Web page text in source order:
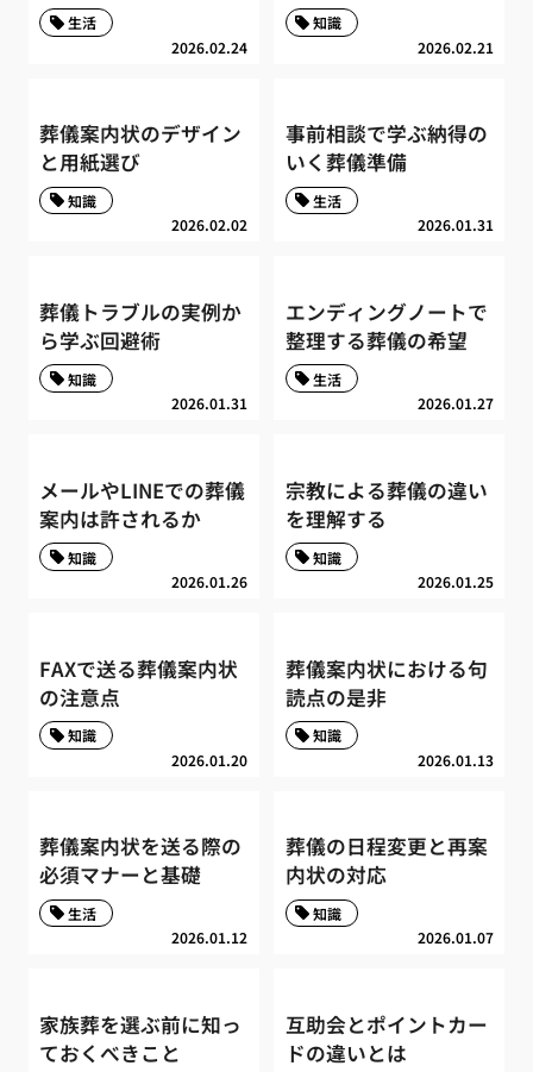
2026.02.24
生活
2026.02.21
知識
葬儀案内状のデザイン
と用紙選び
2026.02.02
知識
事前相談で学ぶ納得の
いく葬儀準備
2026.01.31
生活
葬儀トラブルの実例か
ら学ぶ回避術
2026.01.31
知識
エンディングノートで
整理する葬儀の希望
2026.01.27
生活
メールやLINEでの葬儀
案内は許されるか
2026.01.26
知識
宗教による葬儀の違い
を理解する
2026.01.25
知識
FAXで送る葬儀案内状
の注意点
2026.01.20
知識
葬儀案内状における句
読点の是非
2026.01.13
知識
葬儀案内状を送る際の
必須マナーと基礎
2026.01.12
生活
葬儀の日程変更と再案
内状の対応
2026.01.07
知識
家族葬を選ぶ前に知っ
ておくべきこと
互助会とポイントカー
ドの違いとは